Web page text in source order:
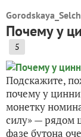
Почему у
5
Подскажите,
почему у
монетку
силу» — рядом
фазе бутона